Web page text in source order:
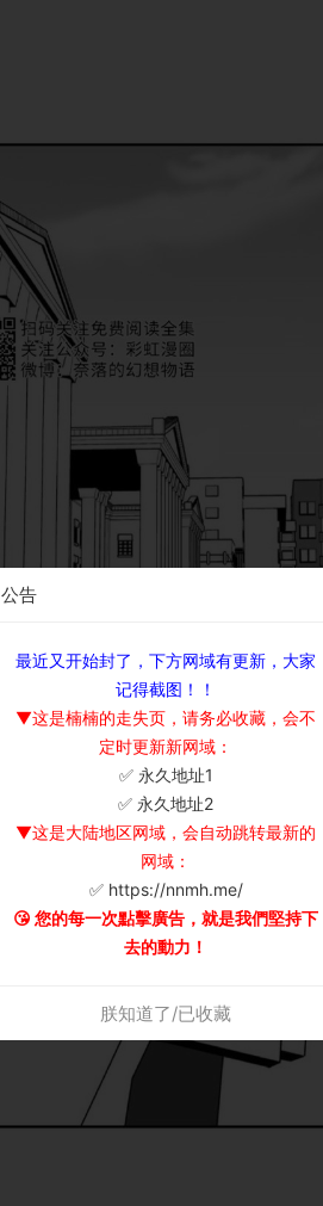
公告
最近又开始封了，下方网域有更新，大家
记得截图！！
▼这是楠楠的走失页，请务必收藏，会不
定时更新新网域：
✅ 永久地址1
✅ 永久地址2
▼这是大陆地区网域，会自动跳转最新的
网域：
✅ https://nnmh.me/
😘 您的每一次點擊廣告，就是我們堅持下
去的動力！
朕知道了/已收藏